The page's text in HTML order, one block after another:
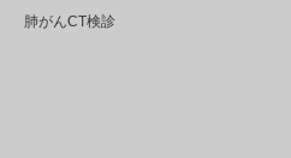
肺がんCT検診